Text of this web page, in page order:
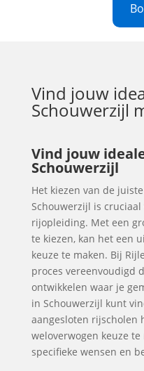
Vind jouw
Schouwerzijl
Vind jouw
Schouwerzijl
Het kiezen van de
Schouwerzijl is
rijopleiding. Met een
te kiezen, kan het een
keuze te maken. Bij
proces vereenvoudigd
ontwikkelen waar je
in Schouwerzijl kunt
aangesloten rijscholen
weloverwogen keuze
specifieke wensen en